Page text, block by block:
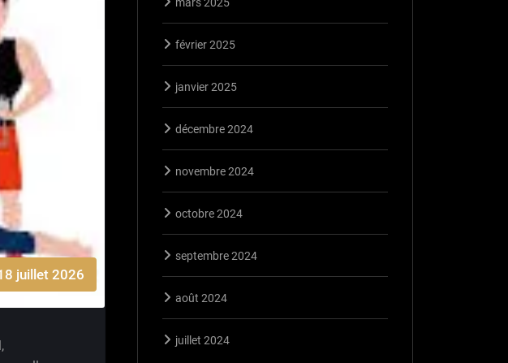
juillet 2026
,
février 2025
janvier 2025
décembre 2024
novembre 2024
octobre 2024
septembre 2024
août 2024
juillet 2024